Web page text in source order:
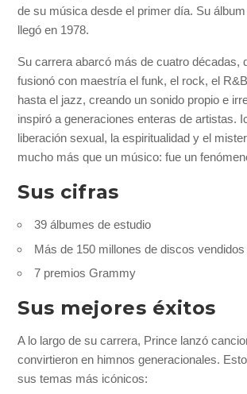
de su música desde el primer día. Su
llegó en 1978.
Su carrera abarcó más de cuatro décadas,
fusionó con maestría el funk, el rock, el
hasta el jazz, creando un sonido propio e
inspiró a generaciones enteras de artistas.
liberación sexual, la espiritualidad y el
mucho más que un músico: fue un
Sus cifras
39 álbumes de estudio
Más de 150 millones de discos
7 premios Grammy
Sus mejores éxitos
A lo largo de su carrera, Prince lanzó
convirtieron en himnos generacionales.
sus temas más icónicos: